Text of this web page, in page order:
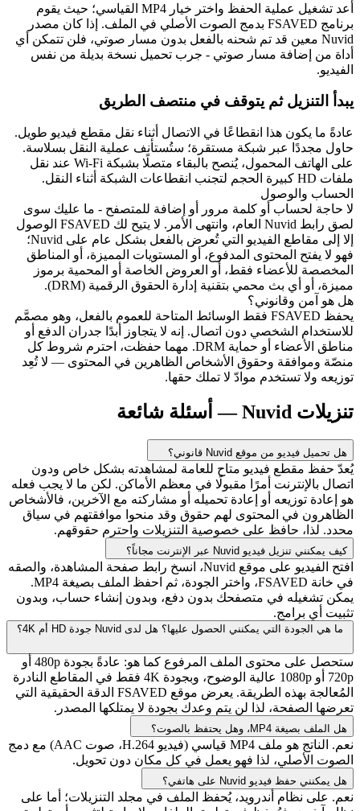
أعد تشغيل عملية الحفظ واختر خيار MP4 القياسي؛ حيث يقوم
برنامج FSAVED بدمج الصوت الأصلي في الملف. إذا كان مصدر
Nuvid معين قد تم شحنه بالفعل بدون مسار صوتي، فلن تتمكن أي
أداة من إضافة مسار صوتي - جرب تحميل نسخة بديلة من نفس
الفيديو.
يبدأ التنزيل ثم يتوقف في منتصف الطريق
عادةً ما يكون هذا انقطاعًا في الاتصال أثناء نقل مقطع فيديو طويل.
حاول مجددًا عبر شبكة مستقرة؛ ستُستأنف عملية النقل بسلاسة.
على الهاتف المحمول، يُنصح بالبقاء متصلًا بشبكة Wi-Fi عند نقل
ملفات HD كبيرة الحجم لتجنب انقطاعات الشبكة أثناء النقل.
الحساب والوصول
لا حاجة لحساب أو كلمة مرور أو إضافة للمتصفح - ما عليك سوى
لصق رابط Nuvid العام، وانتهى الأمر. لا يتيح لك FSAVED الوصول
إلا إلى مقاطع الفيديو التي تُعرض بالفعل بشكل عام على Nuvid؛
فهو لا يفتح المحتوى المدفوع، أو المستويات المميزة، أو المناطق
المخصصة للأعضاء فقط، أو العروض الخاصة أو المحمية برموز
مميزة، أو أي بث محمي بتقنية إدارة الحقوق الرقمية (DRM).
هل هو آمن وقانوني؟
يحفظ FSAVED فقط الوسائط المتاحة للعموم بالفعل، وهو مصمَّم
للاستخدام الشخصي دون اتصال. إنه لا يتجاوز أبدًا جدران الدفع أو
مناطق الأعضاء أو حماية DRM. مهما حفظت، احترم شروط كل
منصّة وموافقة وحقوق الأشخاص الظاهرين في المحتوى — لا تُعِد
توزيعه ولا تستخدم موادّ لا تملك حقها.
تنزيلات Nuvid — أسئلة شائعة
هل تحميل فيديو من موقع Nuvid قانوني؟
يُعدّ حفظ مقطع فيديو متاح للعامة لمشاهدته بشكل خاص ودون
اتصال بالإنترنت أمرًا مقبولًا في معظم الأماكن. لكن ما لا يجب فعله
هو إعادة توزيعه أو إعادة تحميله أو مشاركته مع الآخرين، فالأشخاص
الظاهرون في المحتوى لهم حقوق وقد منحوا موافقتهم في سياق
محدد. لذا، حافظ على خصوصية التنزيلات واحترم حقوقهم.
كيف يمكنني تنزيل فيديو Nuvid عبر الإنترنت مجاناً؟
افتح الفيديو على موقع Nuvid، انسخ رابط صفحة المشاهدة، والصقه
في خانة FSAVED، واختر الجودة، ثم احفظ الملف بصيغة MP4.
يمكن تشغيله في متصفحك بدون دفع، وبدون إنشاء حساب، وبدون
تثبيت أي برامج.
ما هي الجودة التي يمكنني الحصول عليها؟ هل لدى Nuvid جودة HD أم 4K؟
ستحصل على محتوى الملف المرفوع كما هو: عادةً بجودة 480p أو
720p أو 1080p عالية الوضوح، وبجودة 4K فقط في المقاطع النادرة
المُعالجة بهذه الطريقة. يعرض موقع FSAVED الدقة الحقيقية التي
تعرضها الصفحة، لذا لن يتم وعدك بجودة لا يمتلكها المصدر.
هل الملف بصيغة MP4، وهل يحتفظ بالصوت؟
نعم. الناتج هو ملف MP4 قياسي (فيديو H.264، صوت AAC) مع دمج
الصوت الأصلي، لذا فهو يعمل في كل مكان دون تحويل.
هل يمكنني حفظ فيديو Nuvid على هاتفي؟
نعم. على نظام أندرويد، يُحفظ الملف في مجلد التنزيلات؛ أما على